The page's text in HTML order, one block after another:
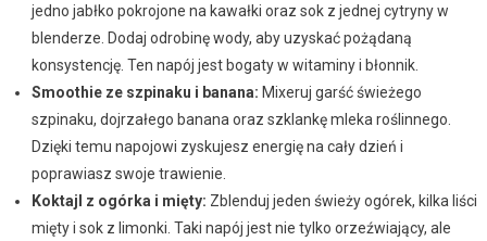
jedno jabłko pokrojone na kawałki oraz sok z jednej cytryny w
blenderze. Dodaj odrobinę wody, aby uzyskać pożądaną
konsystencję. Ten napój jest bogaty w witaminy i błonnik.
Smoothie ze szpinaku i banana: Mixeruj garść świeżego
szpinaku, dojrzałego banana oraz szklankę mleka roślinnego.
Dzięki temu napojowi zyskujesz energię na cały dzień i
poprawiasz swoje trawienie.
Koktajl z ogórka i mięty: Zblenduj jeden świeży ogórek, kilka liści
mięty i sok z limonki. Taki napój jest nie tylko orzeźwiający, ale